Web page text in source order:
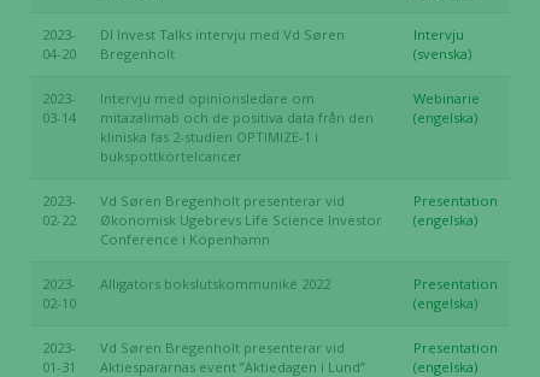
2023-
04-20
DI Invest Talks intervju med Vd Søren
Bregenholt
Intervju
(svenska)
2023-
03-14
Intervju med opinionsledare om
mitazalimab och de positiva data från den
kliniska fas 2-studien OPTIMIZE-1 i
bukspottkörtelcancer
Webinarie
(engelska)
2023-
02-22
Vd Søren Bregenholt presenterar vid
Økonomisk Ugebrevs Life Science Investor
Conference i Köpenhamn
Presentation
(engelska)
2023-
02-10
Alligators bokslutskommuniké 2022
Presentation
(engelska)
2023-
01-31
Vd Søren Bregenholt presenterar vid
Aktiespararnas event ”Aktiedagen i Lund”
Presentation
(engelska)